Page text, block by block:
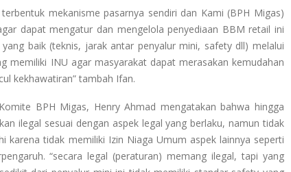
mekanisme pasarnya sendiri dan Kami (BPH Migas)
dapat mengatur dan mengelola penyediaan BBM retail ini
baik (teknis, jarak antar penyalur mini, safety dll) melalui
memiliki INU agar masyarakat dapat merasakan kemudahan
kekhawatiran” tambah Ifan.
BPH Migas, Henry Ahmad mengatakan bahwa hingga
ilegal sesuai dengan aspek legal yang berlaku, namun tidak
karena tidak memiliki Izin Niaga Umum aspek lainnya seperti
“secara legal (peraturan) memang ilegal, tapi yang